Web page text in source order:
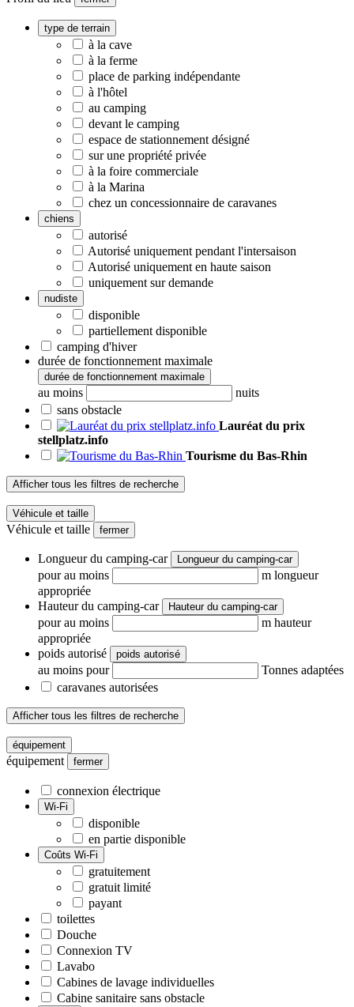
type de terrain
à la cave
à la ferme
place de parking indépendante
à l'hôtel
au camping
devant le camping
espace de stationnement désigné
sur une propriété privée
à la foire commerciale
à la Marina
chez un concessionnaire de caravanes
chiens
autorisé
Autorisé uniquement pendant l'intersaison
Autorisé uniquement en haute saison
uniquement sur demande
nudiste
disponible
partiellement disponible
camping d'hiver
durée de fonctionnement maximale
durée de fonctionnement maximale
au moins
nuits
sans obstacle
Lauréat du prix
stellplatz.info
Tourisme du Bas-Rhin
Afficher tous les filtres de recherche
Véhicule et taille
Véhicule et taille fermer
Longueur du camping-car Longueur du camping-car
pour au moins
m longueur
appropriée
Hauteur du camping-car
Hauteur du camping-car
pour au moins
m hauteur
appropriée
poids autorisé
poids autorisé
au moins pour
Tonnes adaptées
caravanes autorisées
Afficher tous les filtres de recherche
équipement
équipement fermer
connexion électrique
Wi-Fi
disponible
en partie disponible
Coûts Wi-Fi
gratuitement
gratuit limité
payant
toilettes
Douche
Connexion TV
Lavabo
Cabines de lavage individuelles
Cabine sanitaire sans obstacle